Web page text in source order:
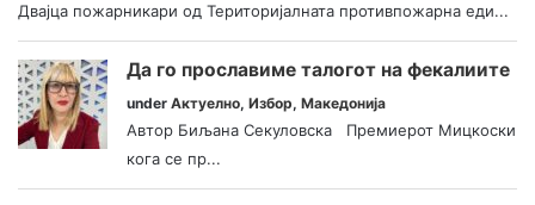
Двајца пожарникари од Територијалната противпожарна еди...
Да го прославиме талогот на фекалиите
under Актуелно, Избор, Македонија
Автор Биљана Секуловска Премиерот Мицкоски
кога се пр...